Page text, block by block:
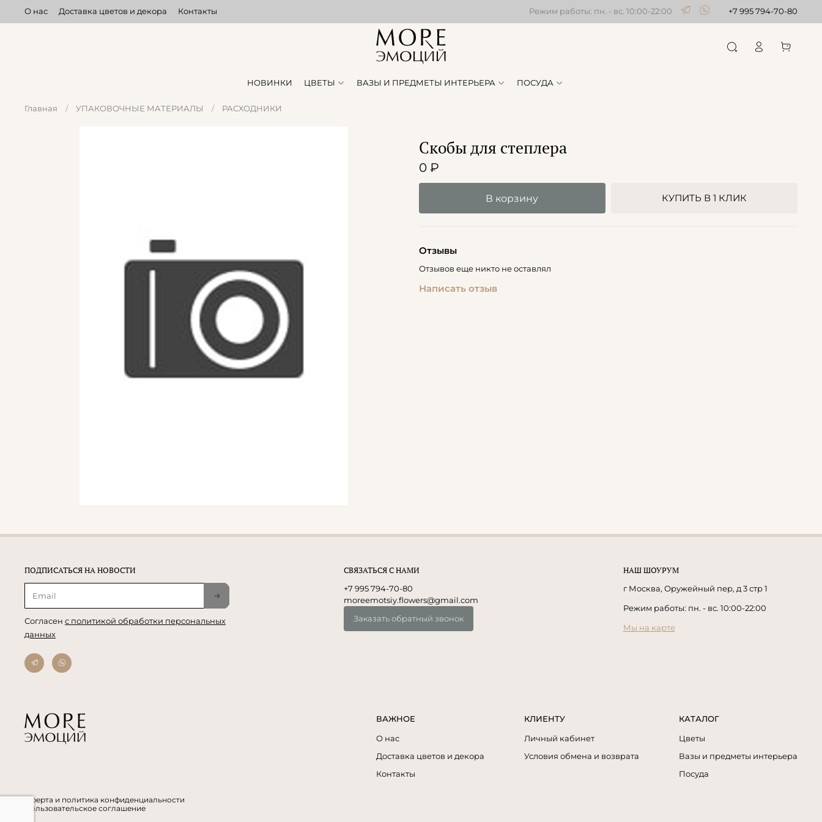
О нас Доставка цветов и декора Контакты Режим работы: пн. - вс. 10:00-22:00 +7 995 794-70-80
НОВИНКИ ЦВЕТЫ ВАЗЫ И ПРЕДМЕТЫ ИНТЕРЬЕРА ПОСУДА
Главная УПАКОВОЧНЫЕ МАТЕРИАЛЫ РАСХОДНИКИ
Скобы для степлера
0 ₽
В корзину КУПИТЬ В 1 КЛИК
Отзывы
Отзывов еще никто не оставлял
Написать отзыв
ПОДПИСАТЬСЯ НА НОВОСТИ
Согласен с политикой обработки персональных
данных
СВЯЗАТЬСЯ С НАМИ
+7 995 794-70-80
moreemotsiy.flowers@gmail.com
Заказать обратный звонок
НАШ ШОУРУМ
г Москва, Оружейный пер, д 3 стр 1
Режим работы: пн. - вс. 10:00-22:00
Мы на карте
ВАЖНОЕ
О нас
Доставка цветов и декора
Контакты
КЛИЕНТУ
Личный кабинет
Условия обмена и возврата
КАТАЛОГ
Цветы
Вазы и предметы интерьера
Посуда
Оферта и политика конфиденциальности
Пользовательское соглашение